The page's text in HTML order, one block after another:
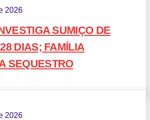
2026
SUMIÇO DE
DIAS; FAMÍLIA
SEQUESTRO
2026